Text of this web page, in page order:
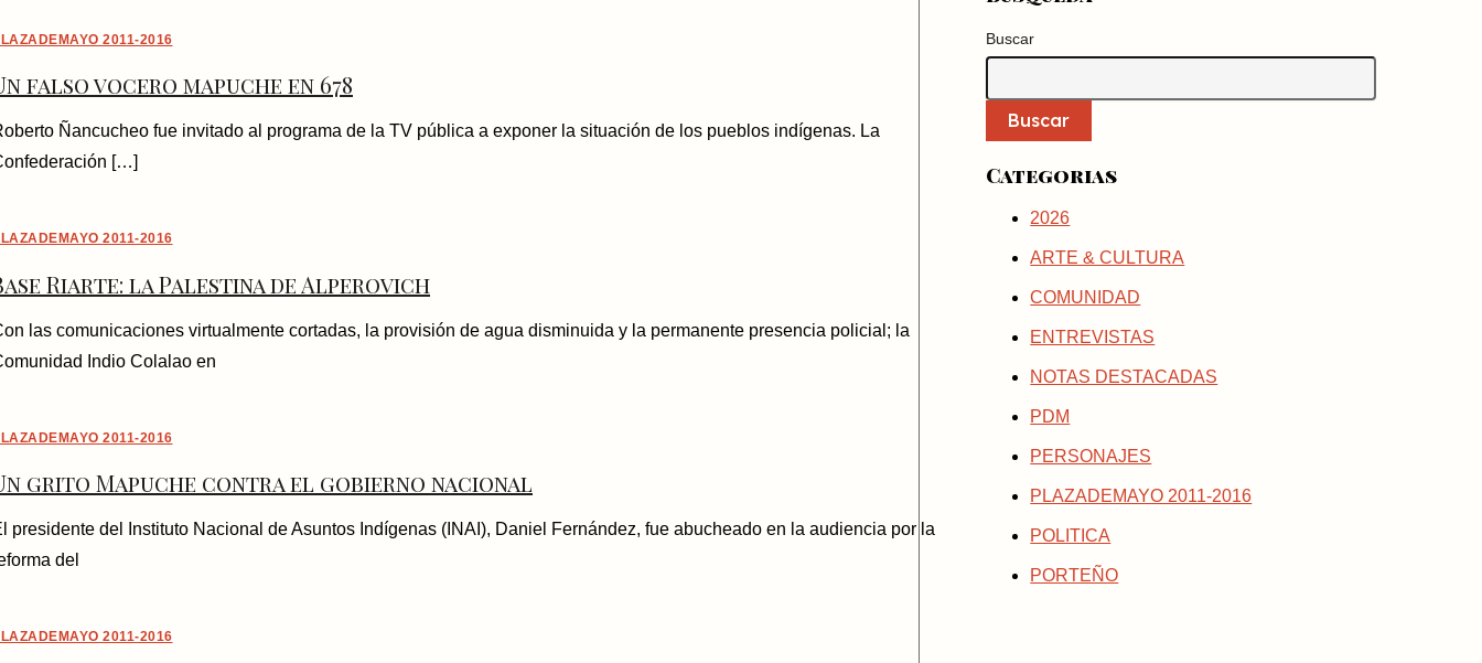
2011-2016
falso vocero mapuche en 678
Ñancucheo fue invitado al programa de la TV pública a exponer la situación de los pueblos indígenas. La
[…]
2011-2016
Riarte: la Palestina de Alperovich
las comunicaciones virtualmente cortadas, la provisión de agua disminuida y la permanente presencia policial; la
Indio Colalao en
2011-2016
grito Mapuche contra el gobierno nacional
presidente del Instituto Nacional de Asuntos Indígenas (INAI), Daniel Fernández, fue abucheado en la audiencia por la
del
2011-2016
Buscar
Buscar
Categorias
2026
ARTE & CULTURA
COMUNIDAD
ENTREVISTAS
NOTAS DESTACADAS
PDM
PERSONAJES
PLAZADEMAYO 2011-2016
POLITICA
PORTEÑO